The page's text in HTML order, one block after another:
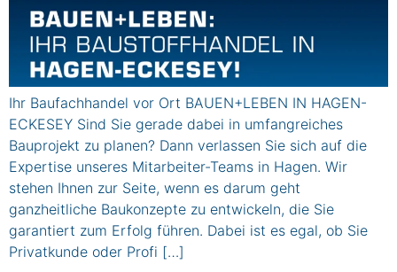
Ihr Baufachhandel vor Ort BAUEN+LEBEN IN HAGEN-
ECKESEY Sind Sie gerade dabei in umfangreiches
Bauprojekt zu planen? Dann verlassen Sie sich auf die
Expertise unseres Mitarbeiter-Teams in Hagen. Wir
stehen Ihnen zur Seite, wenn es darum geht
ganzheitliche Baukonzepte zu entwickeln, die Sie
garantiert zum Erfolg führen. Dabei ist es egal, ob Sie
Privatkunde oder Profi […]